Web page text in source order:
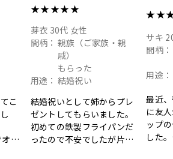
こ
シ
★★★★★
芽衣 30代 女性
間柄： 親族（ご家族・親
戚）
もらった
用途： 結婚祝い
結婚祝いとして姉からプレ
ゼントしてもらいました。
初めての鉄製フライパンだ
ったので不安でしたが片手
サキ
間柄：
用途：
最近
に友
ップ
した。